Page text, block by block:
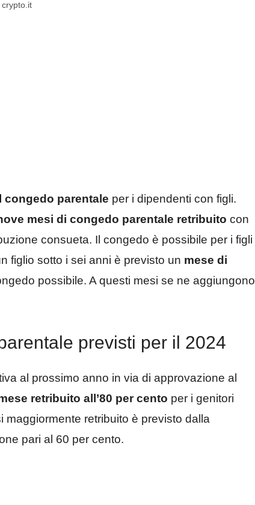
congedo parentale per i dipendenti con figli.
mesi di congedo parentale retribuito con
consueta. Il congedo è possibile per i figli
figlio sotto i sei anni è previsto un mese di
possibile. A questi mesi se ne aggiungono
previsti per il 2024
al prossimo anno in via di approvazione al
retribuito all’80 per cento per i genitori
retribuito è previsto dalla
pari al 60 per cento.